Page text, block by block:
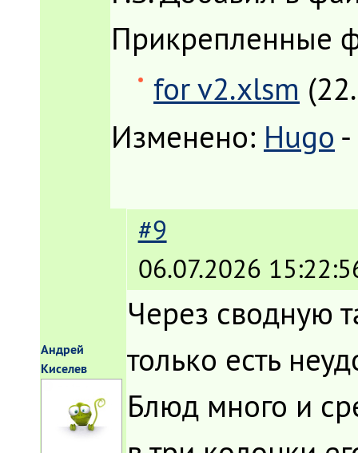
Прикрепленные
for v2.xlsm
Изменено: Hugo -
Андрей
Киселев
#9
06.07.2026
Через сводную
только есть
Блюд много и